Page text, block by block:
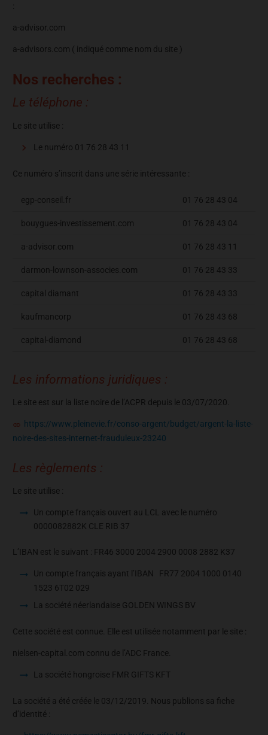
:
a-advisor.com
a-advisors.com ( indiqué comme nom du site )
Nos recherches :
Le téléphone :
Le site utilise :
Le numéro 01 76 28 43 11
Ce numéro s’inscrit dans une série intéressante :
egp-conseil.fr 01 76 28 43 04
bouygues-investissement.com 01 76 28 43 04
a-advisor.com 01 76 28 43 11
darmon-lownson-associes.com 01 76 28 43 33
capital diamant 01 76 28 43 33
kaufmancorp 01 76 28 43 68
capital-diamond 01 76 28 43 68
Les informations juridiques :
Le site est sur la liste noire de l’ACPR depuis le 03/07/2020.
https://www.pleinevie.fr/conso-argent/budget/argent-la-liste-
noire-des-sites-internet-frauduleux-23240
Les règlements :
Le site utilise :
Un compte français ouvert au LCL avec le numéro
0000082882K CLE RIB 37
L’IBAN est le suivant : FR46 3000 2004 2900 0008 2882 K37
Un compte français ayant l’IBAN
FR77 2004 1000 0140
1523 6T02 029
La société néerlandaise GOLDEN WINGS BV
Cette société est connue. Elle est utilisée notamment par le site :
nielsen-capital.com connu de l’ADC France.
La société hongroise FMR GIFTS KFT
La société a été créée le 03/12/2019. Nous publions sa fiche
d’identité :